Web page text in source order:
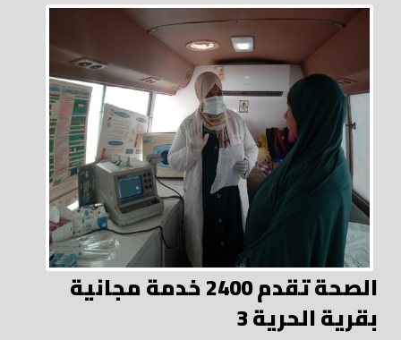
الصحة تقدم 2400 خدمة مجانية
بقرية الحرية 3